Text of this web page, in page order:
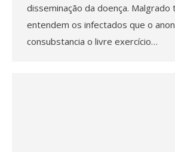
disseminação da doença. Malgrado
entendem os infectados que o
consubstancia o livre exercício…